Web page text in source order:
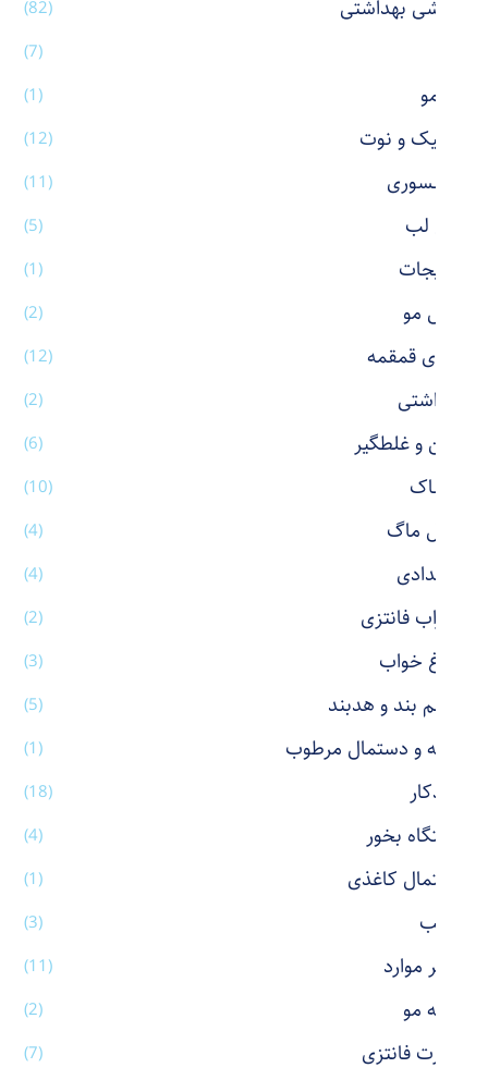
آرایشی بهداشتی (82)
(7)
اتو مو (1)
استیک و نوت (12)
اکسسوری (11)
بالم لب (5)
بدلیجات (1)
برس مو (2)
بطری قمقمه (12)
بهداشتی (2)
پاکن و غلطگیر (6)
پوشاک (10)
تراول ماگ (4)
جامدادی (4)
جوراب فانتزی (2)
چراغ خواب (3)
چشم بند و هدبند (5)
حوله و دستمال مرطوب (1)
خودکار (18)
دستگاه بخور (4)
دستمال کاغذی (1)
رژ لب (3)
سایر موارد (11)
شانه مو (2)
شورت فانتزی (7)